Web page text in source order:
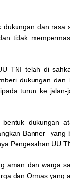
dukungan dan rasa
tidak
TNI telah di
dukungan
turun ke
dukungan
Banner yang
Pengesahan UU
aman dan warga
dan Ormas yang